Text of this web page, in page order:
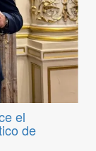
el
de